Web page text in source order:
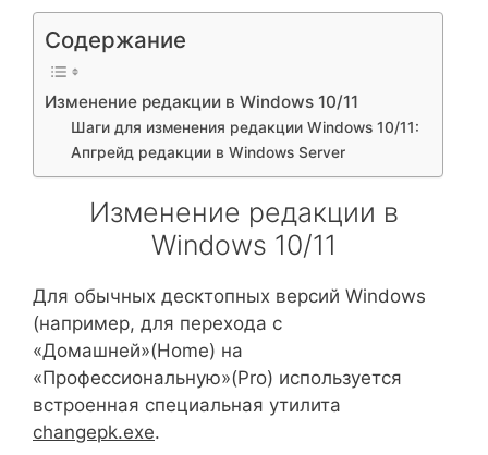
Содержание
Изменение редакции в Windows 10/11
Шаги для изменения редакции Windows 10/11:
Апгрейд редакции в Windows Server
Изменение редакции в
Windows 10/11
Для обычных десктопных версий Windows
(например, для перехода с
«Домашней»(Home) на
«Профессиональную»(Pro) используется
встроенная специальная утилита
changepk.exe.